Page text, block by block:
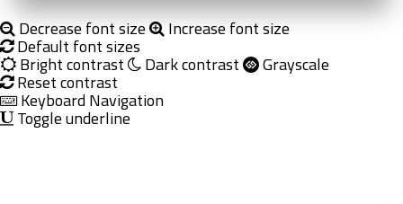
Decrease font size Increase font size
Default font sizes
Bright contrast Dark contrast Grayscale
Reset contrast
Keyboard Navigation
Toggle underline